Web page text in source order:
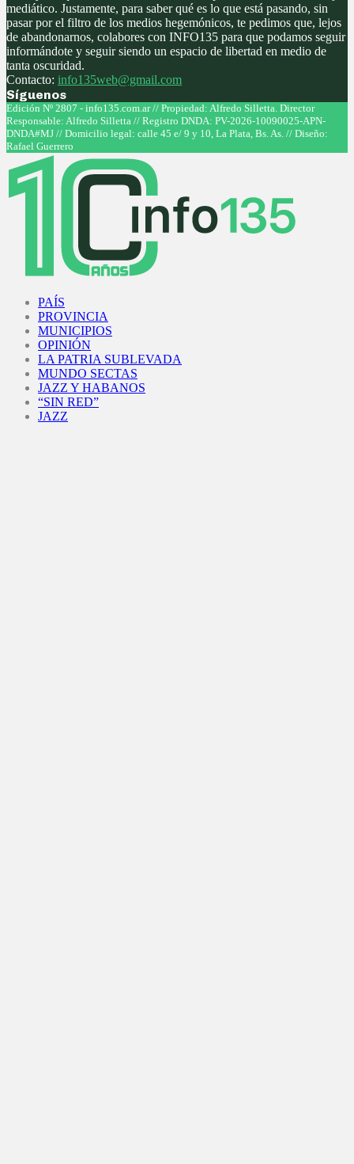
mediático. Justamente, para saber qué es lo que está pasando, sin
pasar por el filtro de los medios hegemónicos, te pedimos que, lejos
de abandonarnos, colabores con INFO135 para que podamos seguir
informándote y seguir siendo un espacio de libertad en medio de
tanta oscuridad.
Contacto: info135web@gmail.com
Síguenos
Facebook
Twitter
Instagram
Youtube
Edición Nº 2807 - info135.com.ar // Propiedad: Alfredo Silletta. Director
Responsable: Alfredo Silletta // Registro DNDA: PV-2026-10090025-APN-
DNDA#MJ // Domicilio legal: calle 45 e/ 9 y 10, La Plata, Bs. As. // Diseño:
Rafael Guerrero
PAÍS
PROVINCIA
MUNICIPIOS
OPINIÓN
LA PATRIA SUBLEVADA
MUNDO SECTAS
JAZZ Y HABANOS
“SIN RED”
JAZZ